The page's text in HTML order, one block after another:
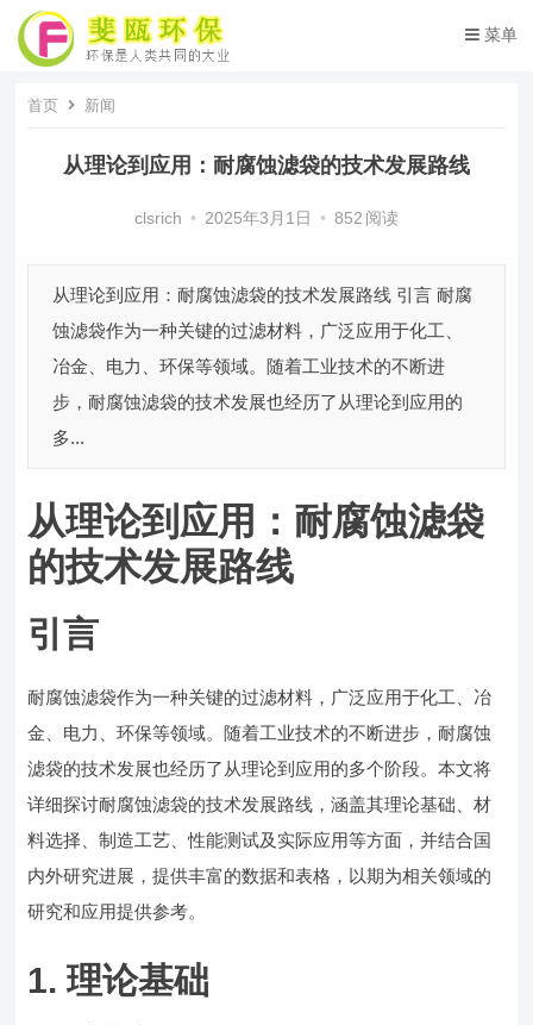
菜单
首页 新闻
从理论到应用：耐腐蚀滤袋的技术发展路线
clsrich • 2025年3月1日 • 852 阅读
从理论到应用：耐腐蚀滤袋的技术发展路线 引言 耐腐
蚀滤袋作为一种关键的过滤材料，广泛应用于化工、
冶金、电力、环保等领域。随着工业技术的不断进
步，耐腐蚀滤袋的技术发展也经历了从理论到应用的
多...
从理论到应用：耐腐蚀滤袋
的技术发展路线
引言
耐腐蚀滤袋作为一种关键的过滤材料，广泛应用于化工、冶
金、电力、环保等领域。随着工业技术的不断进步，耐腐蚀
滤袋的技术发展也经历了从理论到应用的多个阶段。本文将
详细探讨耐腐蚀滤袋的技术发展路线，涵盖其理论基础、材
料选择、制造工艺、性能测试及实际应用等方面，并结合国
内外研究进展，提供丰富的数据和表格，以期为相关领域的
研究和应用提供参考。
1. 理论基础